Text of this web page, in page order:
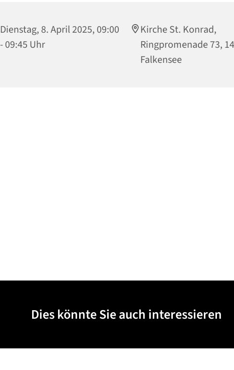
Dienstag, 8. April 2025, 09:00
- 09:45 Uhr
Kirche St. Konrad,
Ringpromenade 73,
Falkensee
Dies könnte Sie auch interessieren